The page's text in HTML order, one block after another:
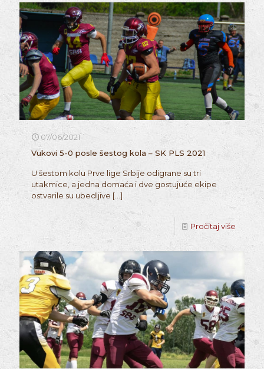
07/06/2021
Vukovi 5-0 posle šestog kola – SK PLS 2021
U šestom kolu Prve lige Srbije odigrane su tri
utakmice, a jedna domaća i dve gostujuće ekipe
ostvarile su ubedljive […]
Pročitaj više